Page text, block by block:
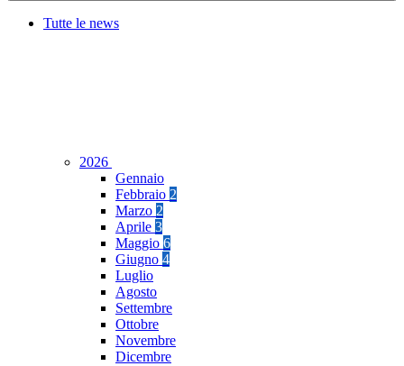
Tutte le news
2026
Gennaio
Febbraio 2
Marzo 2
Aprile 3
Maggio 6
Giugno 4
Luglio
Agosto
Settembre
Ottobre
Novembre
Dicembre